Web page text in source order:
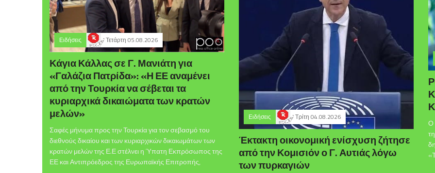
Ειδήσεις Τετάρτη 05.08.2026
Κάγια Κάλλας σε Γ. Μανιάτη για
«Γαλάζια Πατρίδα»: «Η ΕΕ αναμένει
από την Τουρκία να σέβεται τα
κυριαρχικά δικαιώματα των κρατών
μελών»
Σαφές μήνυμα προς την Τουρκία για τον σεβασμό του
διεθνούς δικαίου και των κυριαρχικών δικαιωμάτων των
κρατών μελών της Ε.Ε στέλνει η Ύπατη Εκπρόσωπος της
ΕΕ και Αντιπρόεδρος της Ευρωπαϊκής Επιτροπής,
Ειδήσεις Τρίτη 04.08.2026
Έκτακτη οικονομική ενίσχυση ζήτησε
από την Κομισιόν ο Γ. Αυτιάς λόγω
των πυρκαγιών
Ο